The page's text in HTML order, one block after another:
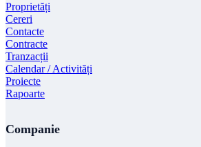
Proprietăți
Cereri
Contacte
Contracte
Tranzacții
Calendar / Activități
Proiecte
Rapoarte
Companie